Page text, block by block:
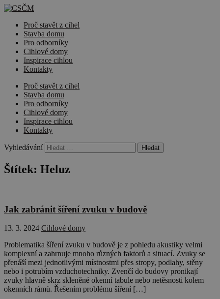
Proč stavět z cihel
Stavba domu
Pro odborníky
Cihlové domy
Inspirace cihlou
Kontakty
Proč stavět z cihel
Stavba domu
Pro odborníky
Cihlové domy
Inspirace cihlou
Kontakty
Vyhledávání
Štítek: Heluz
Jak zabránit šíření zvuku v budově
13. 3. 2024 Cihlové domy
Problematika šíření zvuku v budově je z pohledu akustiky velmi
komplexní a zahrnuje mnoho různých faktorů a situací. Zvuky se
přenáší mezi jednotlivými místnostmi přes stropy, podlahy, stěny
nebo i potrubím vzduchotechniky. Zvenčí do budovy pronikají
zvuky hlavně skrz skleněné okenní tabule nebo netěsnosti kolem
okenních rámů. Řešením problému šíření […]